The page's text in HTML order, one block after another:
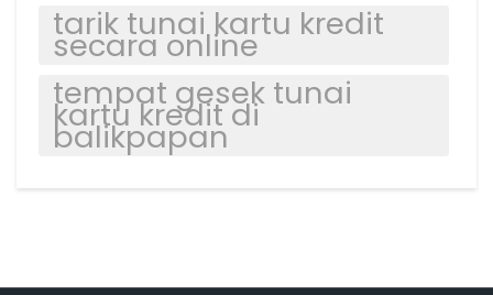
tarik tunai kartu kredit
secara online
tempat gesek tunai
kartu kredit di
balikpapan